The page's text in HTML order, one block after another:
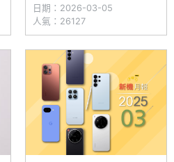
S26 系列的購機資費優惠。搭
配三大電信綁約購機，選擇中華
電信、遠傳電信的 1,799 資
費，綁約 48 個月，Galaxy
S26 就可以免費 0 元帶回家；
而台灣
日期：2026-03-05
人氣：26127